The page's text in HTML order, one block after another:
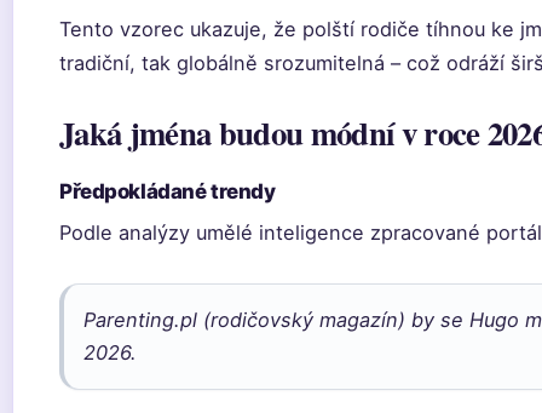
Tento vzorec ukazuje, že polští rodiče tíhnou ke
tradiční, tak globálně srozumitelná – což odráží
Jaká jména budou módní v roce
Předpokládané trendy
Podle analýzy umělé inteligence zpracované
Parenting.pl (rodičovský magazín) by se Hugo
2026.